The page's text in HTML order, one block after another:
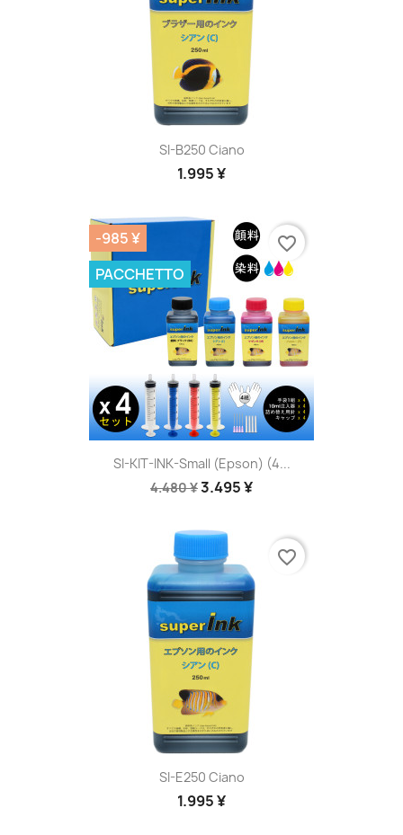
SI-B250 Ciano
1.995 ¥
SI-KIT-INK-Small (Epson) (4...
4.480 ¥3.495 ¥
-985 ¥
PACCHETTO
favorite_border
SI-E250 Ciano
1.995 ¥
favorite_border